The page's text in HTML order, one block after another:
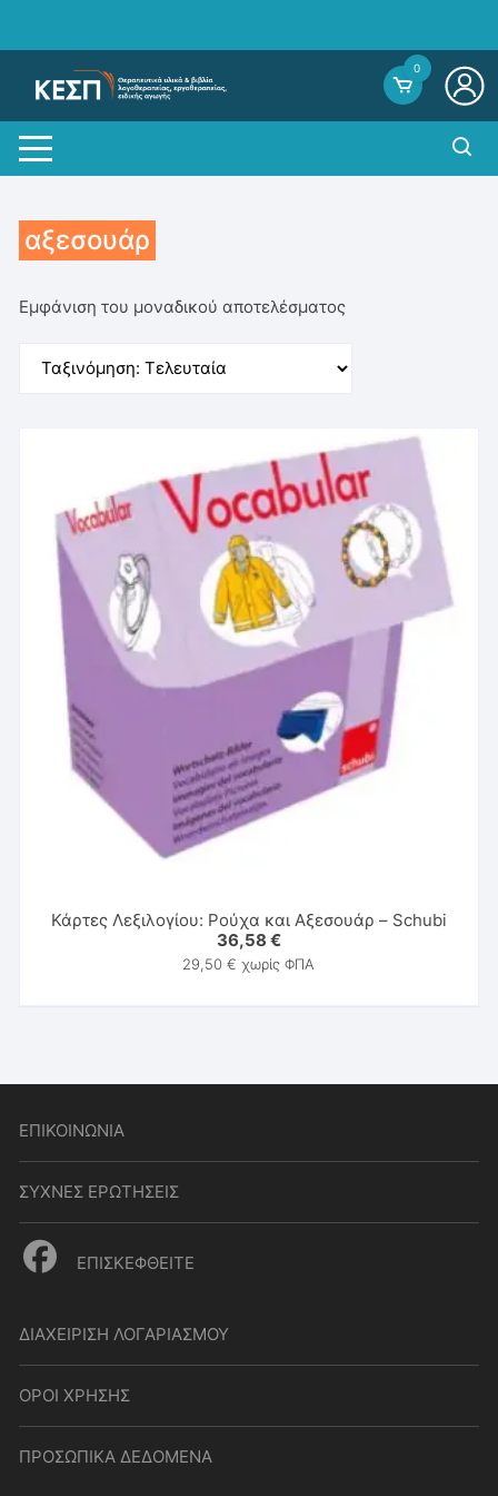
0
αξεσουάρ
Εμφάνιση του μοναδικού αποτελέσματος
Κάρτες Λεξιλογίου: Ρούχα και Αξεσουάρ – Schubi
36,58 €
29,50€ χωρίς ΦΠΑ
ΕΠΙΚΟΙΝΩΝΙΑ
ΣΥΧΝΕΣ ΕΡΩΤΗΣΕΙΣ
ΕΠΙΣΚΕΦΘΕΙΤΕ
ΔΙΑΧΕΙΡΙΣΗ ΛΟΓΑΡΙΑΣΜΟΥ
ΟΡΟΙ ΧΡΗΣΗΣ
ΠΡΟΣΩΠΙΚΑ ΔΕΔΟΜΕΝΑ